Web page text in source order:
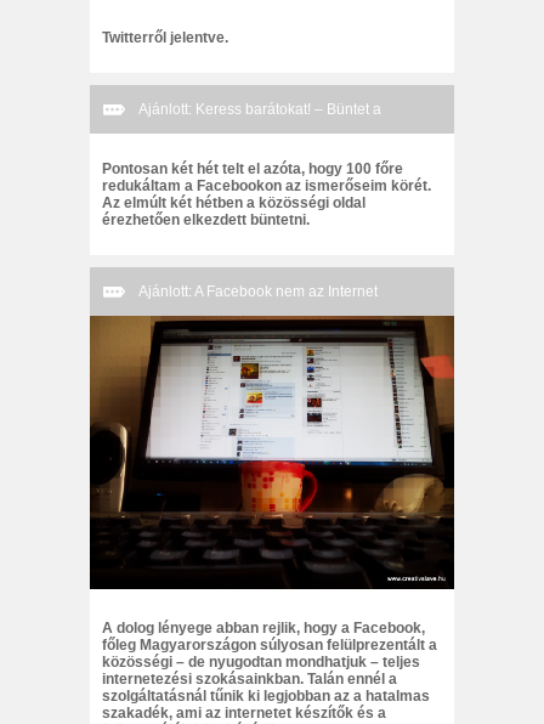
Twitterről jelentve.
Ajánlott: Keress barátokat! – Büntet a
Facebook.
Pontosan két hét telt el azóta, hogy 100 főre
redukáltam a Facebookon az ismerőseim körét.
Az elmúlt két hétben a közösségi oldal
érezhetően elkezdett büntetni.
Ajánlott: A Facebook nem az Internet
A dolog lényege abban rejlik, hogy a Facebook,
főleg Magyarországon súlyosan felülprezentált a
közösségi – de nyugodtan mondhatjuk – teljes
internetezési szokásainkban. Talán ennél a
szolgáltatásnál tűnik ki legjobban az a hatalmas
szakadék, ami az internetet készítők és a